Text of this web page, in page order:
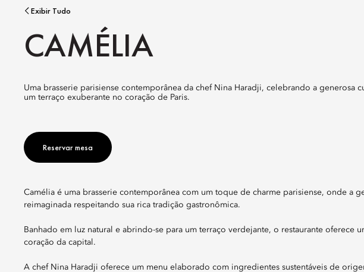
Exibir Tudo
CAMÉLIA
Uma brasserie parisiense contemporânea da chef Nina Haradji, celebrando a generosa culinária francesa sazonal, complementada por
um terraço exuberante no coração de Paris.
Reservar mesa
Camélia é uma brasserie contemporânea com um toque de charme parisiense, onde a
reimaginada respeitando sua rica tradição gastronômica.
Banhado em luz natural e abrindo-se para um terraço verdejante, o restaurante oferece
coração da capital.
A chef Nina Haradji oferece um menu elaborado com ingredientes sustentáveis de